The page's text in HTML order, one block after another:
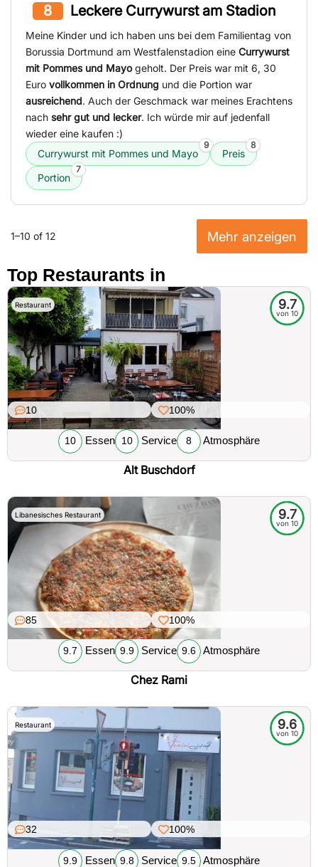
8 Leckere Currywurst am Stadion
Meine Kinder und ich haben uns bei dem Familientag von
Borussia Dortmund am Westfalenstadion eine Currywurst
mit Pommes und Mayogeholt. Der Preis war mit 6, 30
Euro vollkommen in Ordnung und die Portion war
ausreichend. Auch der Geschmack war meines Erachtens
nach sehr gut und lecker. Ich würde mir auf jedenfall
wieder eine kaufen :)
Currywurst mit Pommes und Mayo
9
Preis
8
Portion
7
1–10 of 12 Mehr anzeigen
Top Restaurants in
Restaurant 9.7
von 10
10 100%
10 Essen 10 Service 8 Atmosphäre
Alt Buschdorf
Libanesisches Restaurant 9.7
von 10
85 100%
9.7 Essen 9.9 Service 9.6 Atmosphäre
Chez Rami
Restaurant 9.6
von 10
32 100%
9.9 Essen 9.8 Service 9.5 Atmosphäre